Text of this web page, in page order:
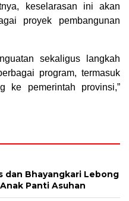
keselarasan ini akan
proyek pembangunan
sekaligus langkah
program, termasuk
ke pemerintah provinsi,”
dan Bhayangkari Lebong
Panti Asuhan